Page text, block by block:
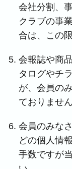
会社分割、
クラブの事
合は、この
会報誌や商
タログやチ
が、会員の
ておりませ
会員のみな
どの個人情
手数ですが